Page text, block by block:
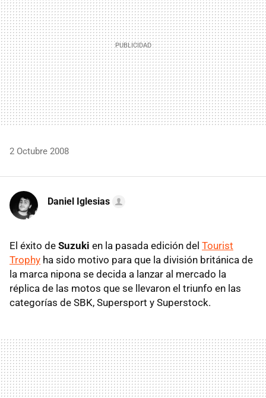
2 Octubre 2008
Daniel Iglesias
El éxito de Suzuki en la pasada edición del Tourist
Trophy ha sido motivo para que la división británica de
la marca nipona se decida a lanzar al mercado la
réplica de las motos que se llevaron el triunfo en las
categorías de SBK, Supersport y Superstock.